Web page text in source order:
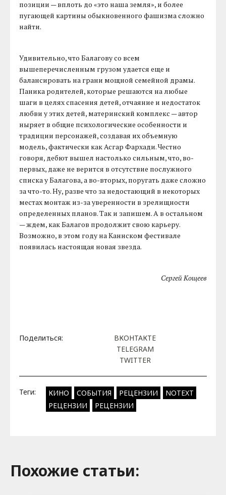
позиции — вплоть до «это наша земля», и более
пугающей картины обыкновенного фашизма сложно
найти.
Удивительно, что Балагову со всем
вышеперечисленным грузом удается еще и
балансировать на грани мощной семейной драмы.
Паника родителей, которые решаются на любые
шаги в целях спасения детей, отчаяние и недостаток
любви у этих детей, материнский комплекс — автор
ныряет в общие психологические особенности и
традиции персонажей, создавая их объемную
модель, фактически как Асгар Фархади. Честно
говоря, дебют вышел настолько сильным, что, во-
первых, даже не верится в отсутствие послужного
списка у Балагова, а во-вторых, поругать даже сложно
за что-то. Ну, разве что за недостающий в некоторых
местах монтаж из-за уверенности в зрелищности
определенных планов. Так и запишем. А в остальном
— ждем, как Балагов продолжит свою карьеру.
Возможно, в этом году на Каннском фестивале
появилась настоящая новая звезда.
Сергей Кощеев
Поделиться:
ВКОНТАКТЕ
TELEGRAM
TWITTER
Теги: КИНО СОБЫТИЯ РЕЦЕНЗИИ
NOTEXT
РЕЦЕНЗИИ
РЕЦЕНЗИИ
Похожие cтатьи: